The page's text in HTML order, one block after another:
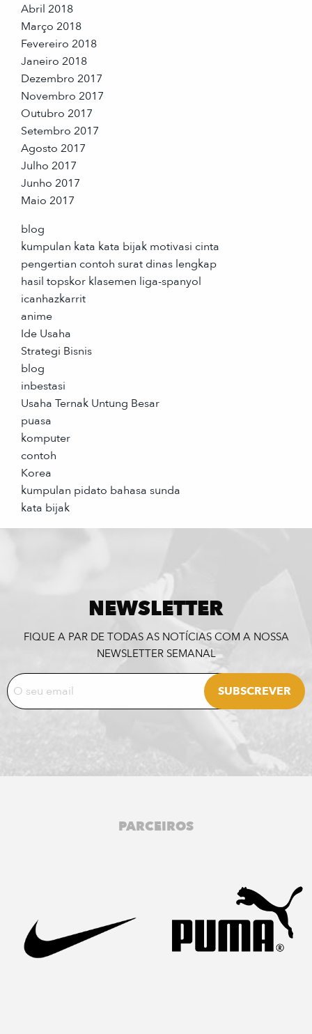
Abril 2018
Março 2018
Fevereiro 2018
Janeiro 2018
Dezembro 2017
Novembro 2017
Outubro 2017
Setembro 2017
Agosto 2017
Julho 2017
Junho 2017
Maio 2017
blog
kumpulan kata kata bijak motivasi cinta
pengertian contoh surat dinas lengkap
hasil topskor klasemen liga-spanyol
icanhazkarrit
anime
Ide Usaha
Strategi Bisnis
blog
inbestasi
Usaha Ternak Untung Besar
puasa
komputer
contoh
Korea
kumpulan pidato bahasa sunda
kata bijak
NEWSLETTER
FIQUE A PAR DE TODAS AS NOTÍCIAS COM A NOSSA
NEWSLETTER SEMANAL
PARCEIROS